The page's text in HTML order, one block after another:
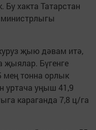
Бу хакта Татарстан
җыю дәвам итә,
җыялар. Бүгенге
мең тонна орлык
уртача уңыш 41,9
караганда 7,8 ц/га